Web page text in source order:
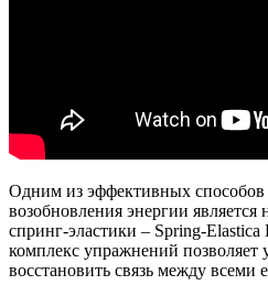
Одним из эффективных способов
возобновления энергии
спринг-эластики – Spring-
комплекс упражнений позволяет
восстановить связь между всеми